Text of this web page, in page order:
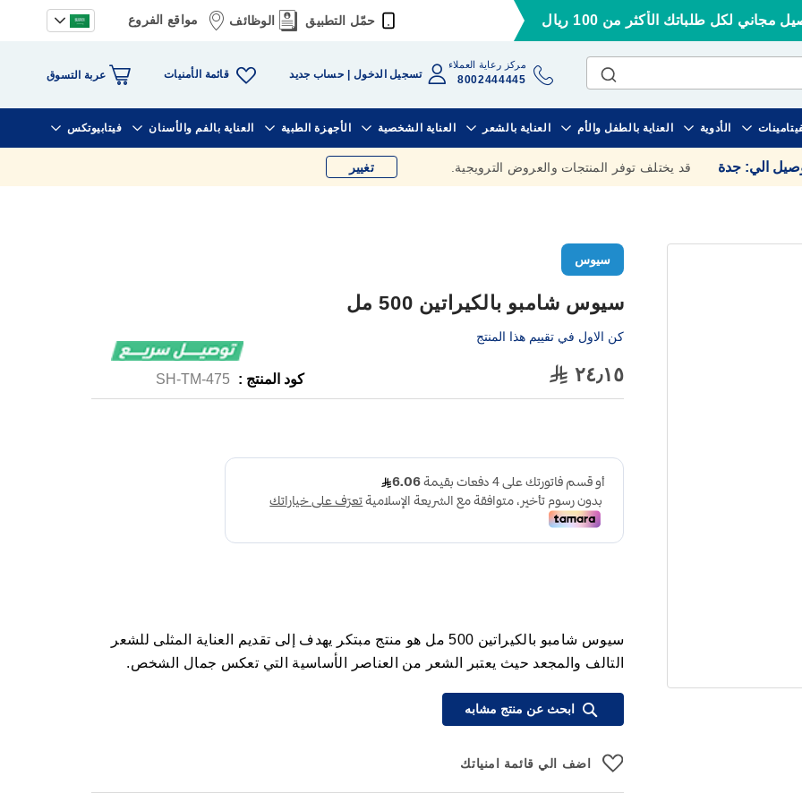
مجاني لكل طلباتك الأكثر من 100 ريال حمّل التطبيق الوظائف مواقع الفروع
مركز رعاية العملاء
8002444445 تسجيل الدخول حساب جديد قائمة الأمنيات عربة التسوق
الأدوية العناية بالطفل والأم العناية بالشعر العناية الشخصية الأجهزة الطبية العناية بالفم والأسنان فيتابيوتكس
الي: جدة قد يختلف توفر المنتجات والعروض الترويجية. تغيير
سيوس
سيوس شامبو بالكيراتين 500 مل
كن الاول في تقييم هذا المنتج
٢٤٫١٥ كود المنتج : SH-TM-475
سيوس شامبو بالكيراتين 500 مل هو منتج مبتكر يهدف إلى تقديم العناية المثلى للشعر
التالف والمجعد حيث يعتبر الشعر من العناصر الأساسية التي تعكس جمال الشخص.
ابحث عن منتج مشابه
اضف الي قائمة امنياتك